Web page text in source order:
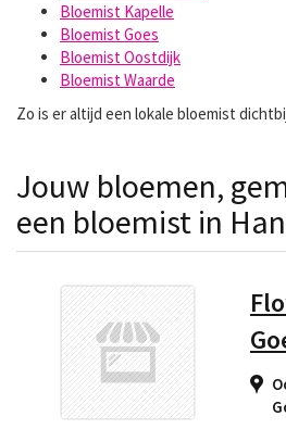
Bloemist Kapelle
Bloemist Goes
Bloemist Oostdijk
Bloemist Waarde
Zo is er altijd een lokale bloemist
Jouw bloemen,
een bloemist in